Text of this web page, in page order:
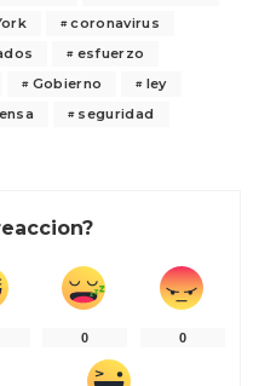
coronavirus
esfuerzo
Gobierno
ley
seguridad
0 0